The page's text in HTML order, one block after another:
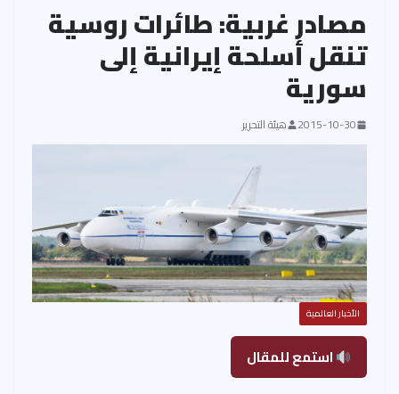
مصادر غربية: طائرات روسية
تنقل أسلحة إيرانية إلى
سورية
2015-10-30 هيئة التحرير
الأخبار العالمية
استمع للمقال